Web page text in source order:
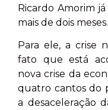
Ricardo Amorim
mais de dois meses.
Para ele, a crise
fato que está
nova crise da
quatro cantos do
a desaceleração